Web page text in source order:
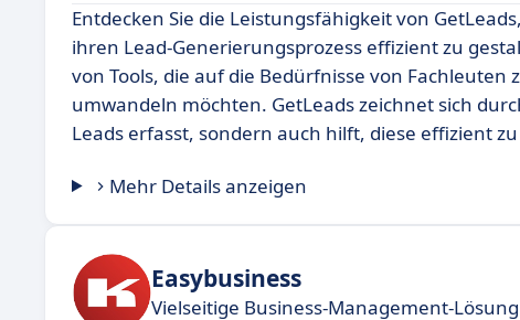
Entdecken Sie die Leistungsfähigkeit von
ihren Lead-Generierungsprozess effizient zu
von Tools, die auf die Bedürfnisse von
umwandeln möchten. GetLeads zeichnet sich
Leads erfasst, sondern auch hilft, diese effizient
Mehr Details anzeigen
Easybusiness
Vielseitige Business-Management-